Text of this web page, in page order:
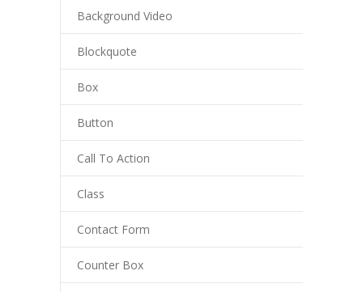
Background Video
Blockquote
Box
Button
Call To Action
Class
Contact Form
Counter Box